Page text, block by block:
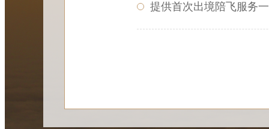
提供首次出境陪飞服务